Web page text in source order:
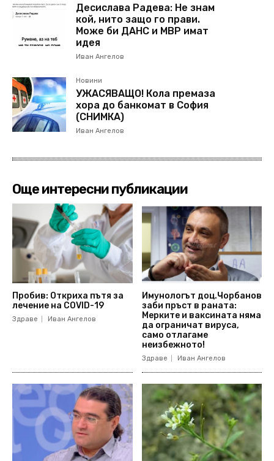
Десислава Радева: Не знам
кой, нито защо го прави.
Може би ДАНС и МВР имат
идея
Иван Ангелов
Новини
УЖАСЯВАЩО! Кола премаза
хора до банкомат в София
(СНИМКА)
Иван Ангелов
Още интересни публикации
Пробив: Откриха пътя за
лечение на COVID-19
Здраве Иван Ангелов
Имунологът доц.Чорбанов
заби пръст в раната:
Мерките и ваксината няма
да ограничат вируса,
само отлагаме
неизбежното!
Здраве Иван Ангелов